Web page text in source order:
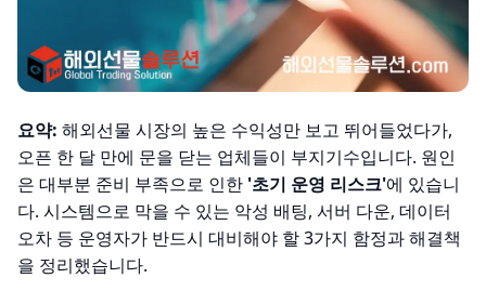
요약: 해외선물 시장의 높은 수익성만 보고 뛰어들었다가,
오픈 한 달 만에 문을 닫는 업체들이 부지기수입니다. 원인
은 대부분 준비 부족으로 인한 '초기 운영 리스크'에 있습니
다. 시스템으로 막을 수 있는 악성 배팅, 서버 다운, 데이터
오차 등 운영자가 반드시 대비해야 할 3가지 함정과 해결책
을 정리했습니다.